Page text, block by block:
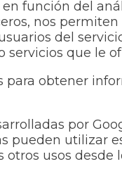
función del
nos
del
servicios que le
para obtener
por
pueden utilizar
otros usos desde